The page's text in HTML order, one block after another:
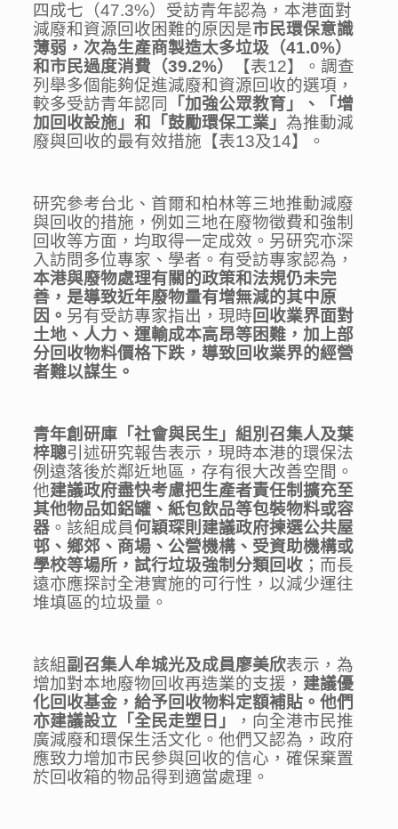
四成七（47.3%）受訪青年認為，本港面對
減廢和資源回收困難的原因是市民環保意識
薄弱，次為生產商製造太多垃圾 （41.0%）
和市民過度消費（39.2%）
【表12】。調查
列舉多個能夠促進減廢和資源回收的選項，
較多受訪青年認同
「加強公眾教育」、「增
加回收設施」和「鼓勵環保工業」為推動減
廢與回收的最有效措施【表13及14】。
研究參考台北、首爾和柏林等三地推動減廢
與回收的措施，例如三地在廢物徵費和強制
回收等方面，均取得一定成效。另研究亦深
入訪問多位專家、學者。有受訪專家認為，
本港與廢物處理有關的政策和法規仍未完
善，是導致近年廢物量有增無減的其中原
因。 另有受訪專家指出，現時 回收業界面對
土地、人力、運輸成本高昂等困難，加上部
分回收物料價格下跌，導致回收業界的經營
者難以謀生。
青年創研庫「社會與民生」組別召集人及葉
梓聰引述研究報告表示，現時本港的環保法
例遠落後於鄰近地區，存有很大改善空間。
他建議政府盡快考慮把生產者責任制擴充至
其他物品如鋁罐、紙包飲品等包裝物料或容
器 。該組成員何穎琛則 建議政府揀選公共屋
邨、鄉郊、商場、公營機構、受資助機構或
學校等場所，試行垃圾強制分類回收 ；而長
遠亦應探討全港實施的可行性，以減少運往
堆填區的垃圾量。
該組副召集人牟城光及成員廖美欣表示，為
增加對本地廢物回收再造業的支援， 建議優
化回收基金，給予回收物料定額補貼。他們
亦建議設立「全民走塑日」
，向全港市民推
廣減廢和環保生活文化。他們又認為，政府
應致力增加市民參與回收的信心，確保棄置
於回收箱的物品得到適當處理。